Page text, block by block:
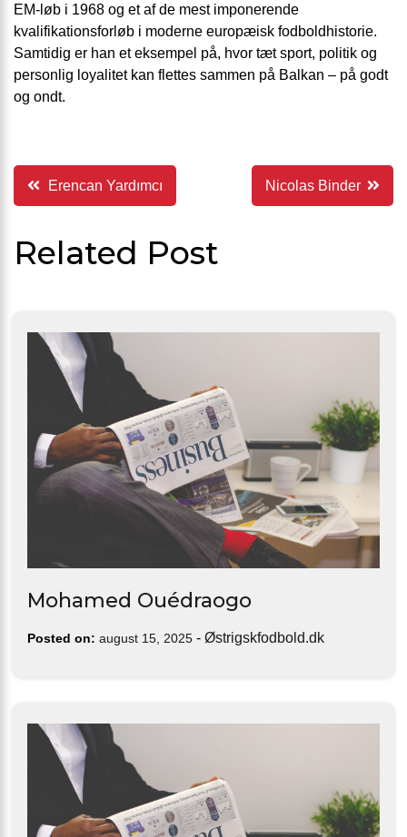
EM-løb i 1968 og et af de mest imponerende
kvalifikationsforløb i moderne europæisk fodboldhistorie.
Samtidig er han et eksempel på, hvor tæt sport, politik og
personlig loyalitet kan flettes sammen på Balkan – på godt
og ondt.
Indlægsnavigation
Erencan Yardımcı Nicolas Binder
Related Post
Mohamed Ouédraogo
Posted on: august 15, 2025 - Østrigskfodbold.dk